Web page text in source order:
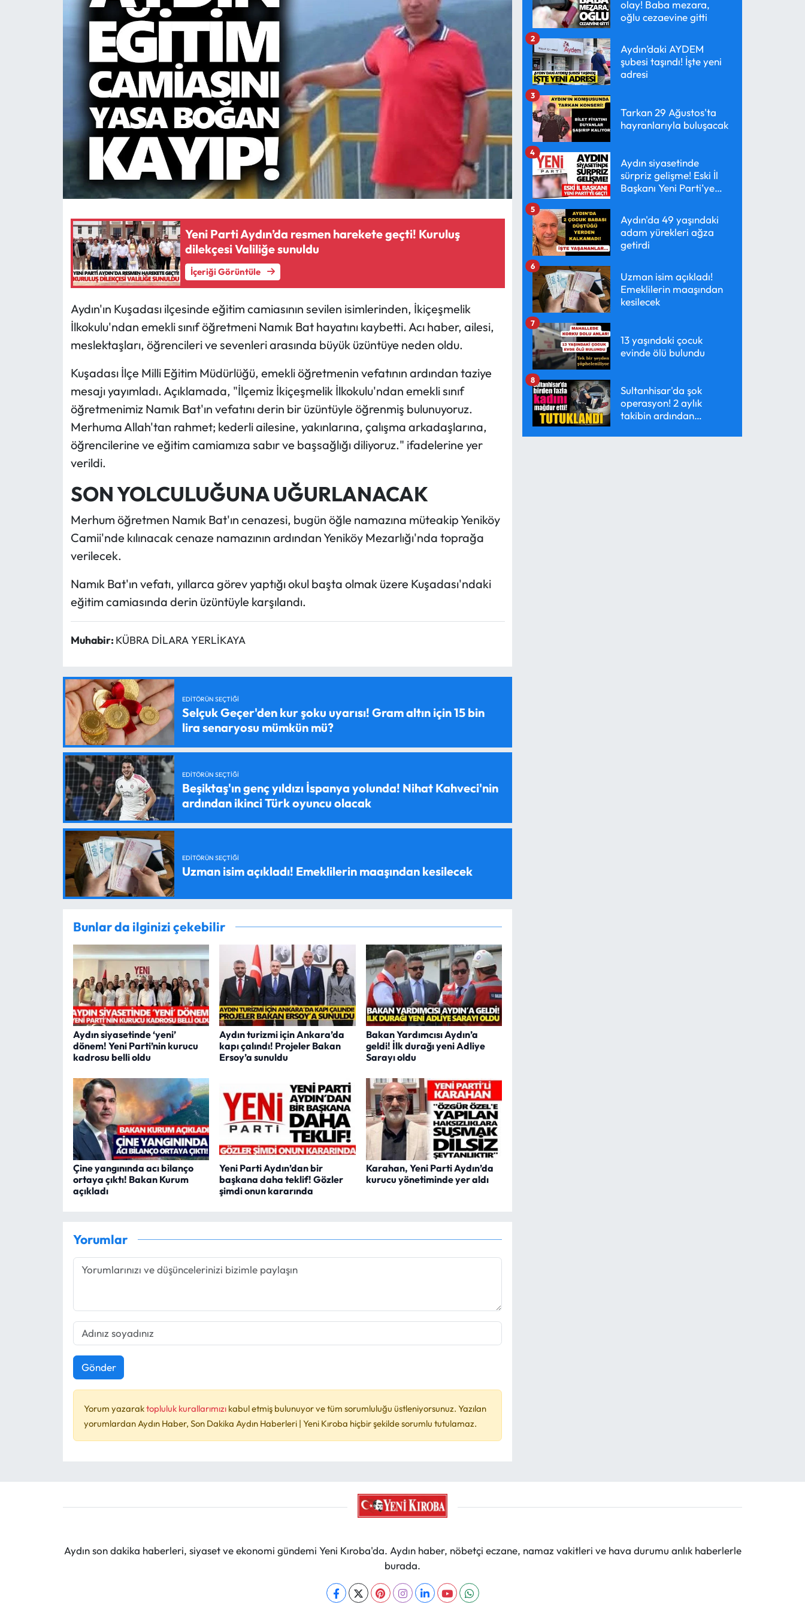
Yeni Parti Aydın’da resmen harekete geçti! Kuruluş
dilekçesi Valiliğe sunuldu
İçeriği Görüntüle
Aydın'ın Kuşadası ilçesinde eğitim camiasının sevilen isimlerinden, İkiçeşmelik
İlkokulu'ndan emekli sınıf öğretmeni Namık Bat hayatını kaybetti. Acı haber, ailesi,
meslektaşları, öğrencileri ve sevenleri arasında büyük üzüntüye neden oldu.
Kuşadası İlçe Milli Eğitim Müdürlüğü, emekli öğretmenin vefatının ardından taziye
mesajı yayımladı. Açıklamada, "İlçemiz İkiçeşmelik İlkokulu'ndan emekli sınıf
öğretmenimiz Namık Bat'ın vefatını derin bir üzüntüyle öğrenmiş bulunuyoruz.
Merhuma Allah'tan rahmet; kederli ailesine, yakınlarına, çalışma arkadaşlarına,
öğrencilerine ve eğitim camiamıza sabır ve başsağlığı diliyoruz." ifadelerine yer
verildi.
SON YOLCULUĞUNA UĞURLANACAK
Merhum öğretmen Namık Bat'ın cenazesi, bugün öğle namazına müteakip Yeniköy
Camii'nde kılınacak cenaze namazının ardından Yeniköy Mezarlığı'nda toprağa
verilecek.
Namık Bat'ın vefatı, yıllarca görev yaptığı okul başta olmak üzere Kuşadası'ndaki
eğitim camiasında derin üzüntüyle karşılandı.
Muhabir: KÜBRA DİLARA YERLİKAYA
EDITÖRÜN SEÇTIĞI
Selçuk Geçer'den kur şoku uyarısı! Gram altın için 15 bin
lira senaryosu mümkün mü?
EDITÖRÜN SEÇTIĞI
Beşiktaş'ın genç yıldızı İspanya yolunda! Nihat Kahveci'nin
ardından ikinci Türk oyuncu olacak
EDITÖRÜN SEÇTIĞI
Uzman isim açıkladı! Emeklilerin maaşından kesilecek
Bunlar da ilginizi çekebilir
Aydın siyasetinde ‘yeni’
dönem! Yeni Parti’nin kurucu
kadrosu belli oldu
Aydın turizmi için Ankara’da
kapı çalındı! Projeler Bakan
Ersoy’a sunuldu
Bakan Yardımcısı Aydın’a
geldi! İlk durağı yeni Adliye
Sarayı oldu
Çine yangınında acı bilanço
ortaya çıktı! Bakan Kurum
açıkladı
Yeni Parti Aydın’dan bir
başkana daha teklif! Gözler
şimdi onun kararında
Karahan, Yeni Parti Aydın’da
kurucu yönetiminde yer aldı
Yorumlar
Gönder
Yorum yazaraktopluluk kurallarımızı kabul etmiş bulunuyor ve tüm sorumluluğu üstleniyorsunuz. Yazılan
yorumlardan Aydın Haber, Son Dakika Aydın Haberleri | Yeni Kıroba hiçbir şekilde sorumlu tutulamaz.
olay! Baba mezara,
oğlu cezaevine gitti
Aydın’daki AYDEM
şubesi taşındı! İşte yeni
adresi
2
Tarkan 29 Ağustos'ta
hayranlarıyla buluşacak
3
Aydın siyasetinde
sürpriz gelişme! Eski İl
Başkanı Yeni Parti’ye
4
Aydın'da 49 yaşındaki
adam yürekleri ağza
getirdi
5
Uzman isim açıkladı!
Emeklilerin maaşından
kesilecek
6
13 yaşındaki çocuk
evinde ölü bulundu
7
Sultanhisar'da şok
operasyon! 2 aylık
takibin ardından
8
Aydın son dakika haberleri, siyaset ve ekonomi gündemi Yeni Kıroba'da. Aydın haber, nöbetçi eczane, namaz vakitleri ve hava durumu anlık haberlerle
burada.
TARIM
RESMİ İLANLAR
HABER İLAN